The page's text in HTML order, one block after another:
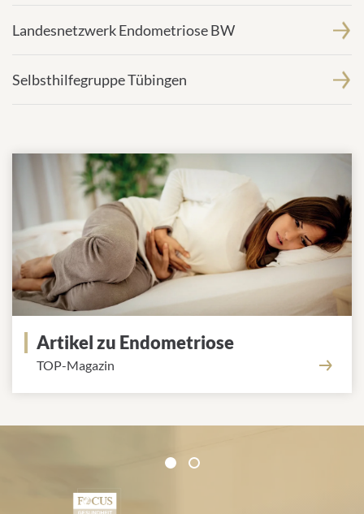
this
to
technologies
Powered
by
Usercentrics
Consent
Management
Landesnetzwerk Endometriose BW
Selbsthilfegruppe Tübingen
Artikel zu Endometriose
TOP-Magazin
Zertifikate und Verbände
1 2